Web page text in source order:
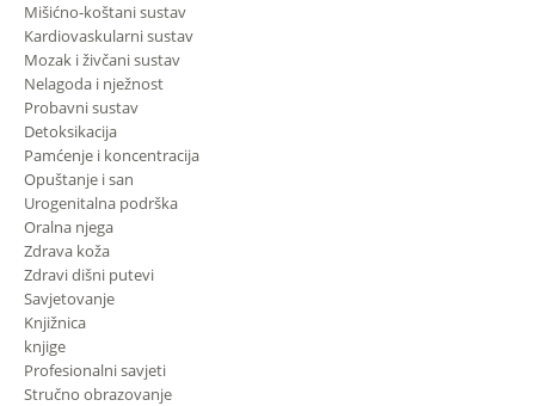
Mišićno-koštani sustav
Kardiovaskularni sustav
Mozak i živčani sustav
Nelagoda i nježnost
Probavni sustav
Detoksikacija
Pamćenje i koncentracija
Opuštanje i san
Urogenitalna podrška
Oralna njega
Zdrava koža
Zdravi dišni putevi
Savjetovanje
Knjižnica
knjige
Profesionalni savjeti
Stručno obrazovanje